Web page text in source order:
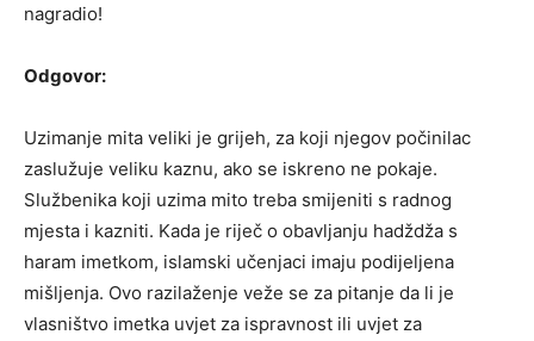
nagradio!
Odgovor:
Uzimanje mita veliki je grijeh, za koji njegov počinilac
zaslužuje veliku kaznu, ako se iskreno ne pokaje.
Službenika koji uzima mito treba smijeniti s radnog
mjesta i kazniti. Kada je riječ o obavljanju hadždža s
haram imetkom, islamski učenjaci imaju podijeljena
mišljenja. Ovo razilaženje veže se za pitanje da li je
vlasništvo imetka uvjet za ispravnost ili uvjet za